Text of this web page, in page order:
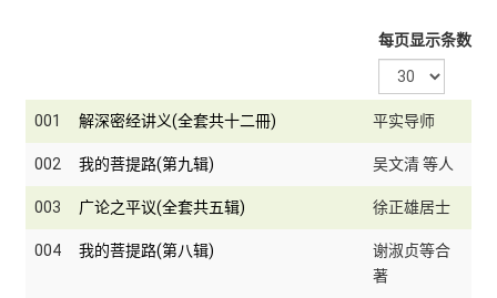
每页显示条数
001 解深密经讲义(全套共十二冊) 平实导师
002 我的菩提路(第九辑) 吴文清 等人
003 广论之平议(全套共五辑) 徐正雄居士
004 我的菩提路(第八辑)
谢淑贞等合
著